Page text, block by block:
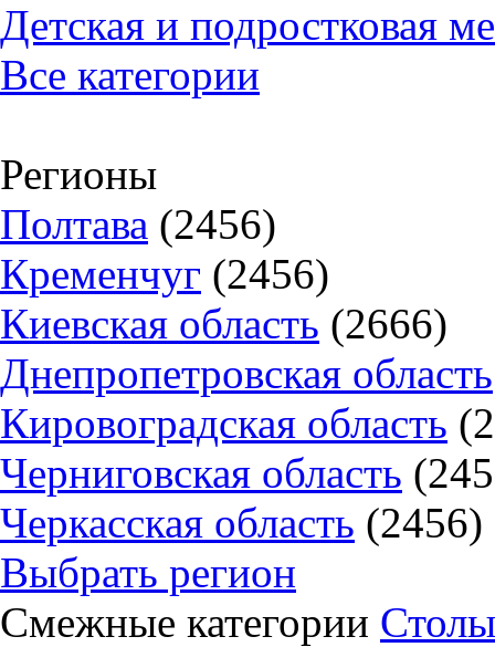
Детская и подростковая
Все категории
Регионы
Полтава (2456)
Кременчуг (2456)
Киевская область (2666)
Днепропетровская область
Кировоградская область
Черниговская область
Черкасская область (2456)
Выбрать регион
Смежные категории